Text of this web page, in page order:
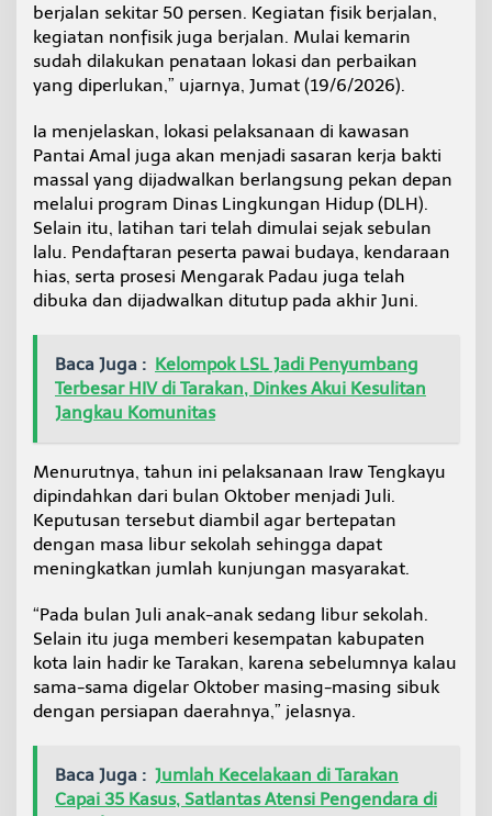
u
d
a
h
0
P
e
r
s
e
n
berjalan sekitar 50 persen. Kegiatan fisik berjalan,
kegiatan nonfisik juga berjalan. Mulai kemarin
sudah dilakukan penataan lokasi dan perbaikan
yang diperlukan,” ujarnya, Jumat (19/6/2026).
Ia menjelaskan, lokasi pelaksanaan di kawasan
Pantai Amal juga akan menjadi sasaran kerja bakti
massal yang dijadwalkan berlangsung pekan depan
melalui program Dinas Lingkungan Hidup (DLH).
Selain itu, latihan tari telah dimulai sejak sebulan
lalu. Pendaftaran peserta pawai budaya, kendaraan
hias, serta prosesi Mengarak Padau juga telah
dibuka dan dijadwalkan ditutup pada akhir Juni.
Baca Juga : Kelompok LSL Jadi Penyumbang
Terbesar HIV di Tarakan, Dinkes Akui Kesulitan
Jangkau Komunitas
Menurutnya, tahun ini pelaksanaan Iraw Tengkayu
dipindahkan dari bulan Oktober menjadi Juli.
Keputusan tersebut diambil agar bertepatan
dengan masa libur sekolah sehingga dapat
meningkatkan jumlah kunjungan masyarakat.
“Pada bulan Juli anak-anak sedang libur sekolah.
Selain itu juga memberi kesempatan kabupaten
kota lain hadir ke Tarakan, karena sebelumnya kalau
sama-sama digelar Oktober masing-masing sibuk
dengan persiapan daerahnya,” jelasnya.
Baca Juga : Jumlah Kecelakaan di Tarakan
Capai 35 Kasus, Satlantas Atensi Pengendara di